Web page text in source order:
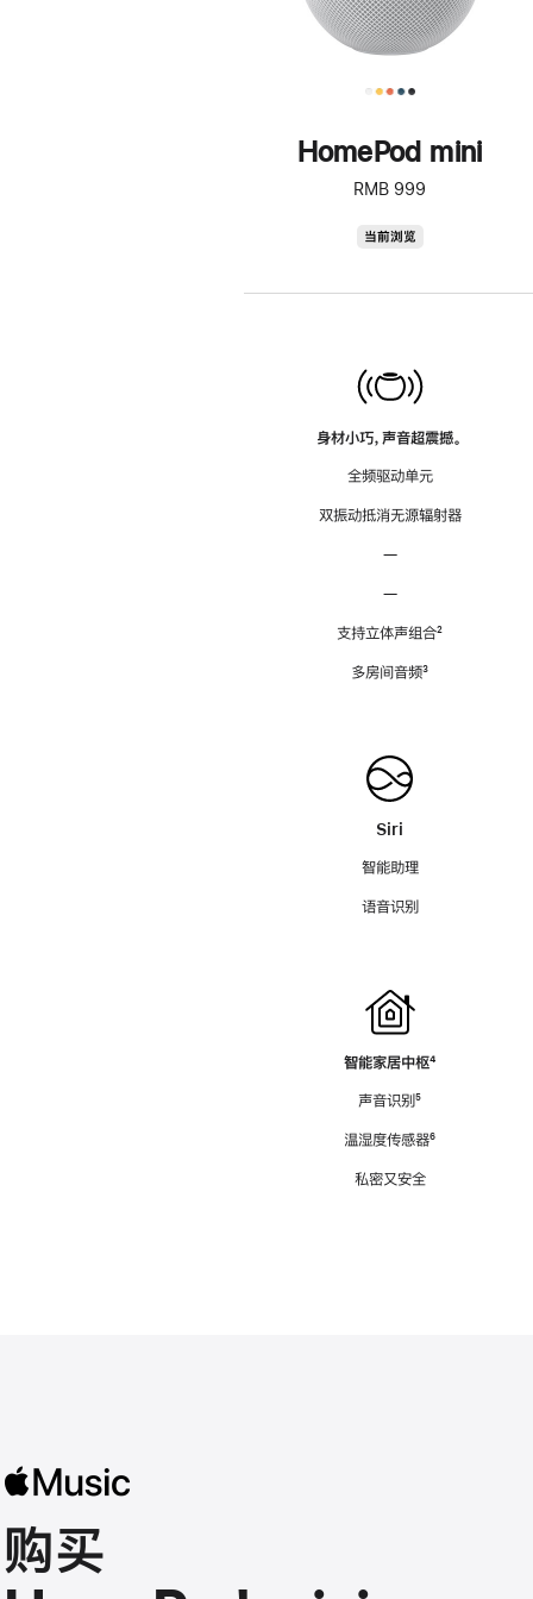
HomePod mini
RMB 999
当前浏览
身材小巧，声音超震撼。
全频驱动单元
双振动抵消无源辐射器
—
—
支持立体声组合脚
²
多房间音频脚
³
Siri
智能助理
语音识别
智能家居中枢脚
⁴
声音识别脚
⁵
温湿度传感器脚
⁶
私密又安全
购买